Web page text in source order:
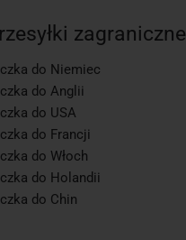
zagraniczne
do Niemiec
do Anglii
do USA
do Francji
do Włoch
do Holandii
do Chin